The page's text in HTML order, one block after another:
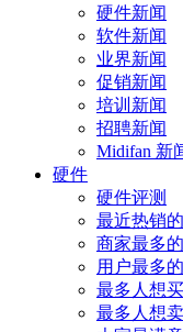
硬件新闻
软件新闻
业界新闻
促销新闻
培训新闻
招聘新闻
Midifan 新
硬件
硬件评测
最近热销的
商家最多的
用户最多的
最多人想
最多人想